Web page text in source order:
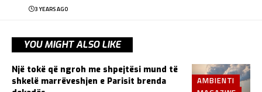
3 YEARS AGO
YOU MIGHT ALSO LIKE
AMBIENTI
Një tokë që ngroh me shpejtësi mund të
shkelë marrëveshjen e Parisit brenda